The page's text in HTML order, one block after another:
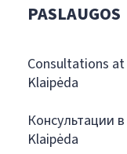
PASLAUGOS
Consultations
Klaipėda
Консультации
Klaipėda